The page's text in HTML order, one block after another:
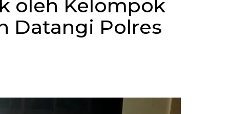
oleh Kelompok
Datangi Polres